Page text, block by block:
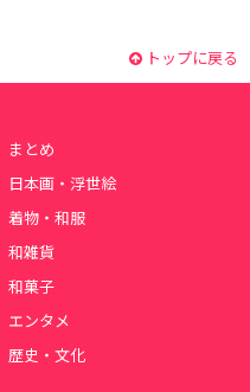
トップに戻る
まとめ
日本画・浮世絵
着物・和服
和雑貨
和菓子
エンタメ
歴史・文化